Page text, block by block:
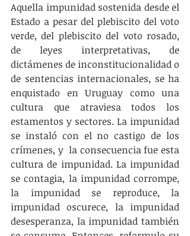
Aquella impunidad sostenida desde el
Estado a pesar del plebiscito del voto
verde, del plebiscito del voto rosado,
de leyes interpretativas, de
dictámenes de inconstitucionalidad o
de sentencias internacionales, se ha
enquistado en Uruguay como una
cultura que atraviesa todos los
estamentos y sectores. La impunidad
se instaló con el no castigo de los
crímenes, y  la consecuencia fue esta
cultura de impunidad. La impunidad
se contagia, la impunidad corrompe,
la impunidad se reproduce, la
impunidad oscurece, la impunidad
desesperanza, la impunidad también